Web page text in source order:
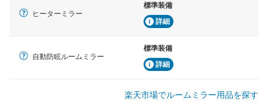
ヒーターミラー
標準装備
詳細
自動防眩ルームミラー
標準装備
詳細
楽天市場でルームミラー用品を探す